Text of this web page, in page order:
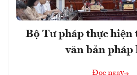
Bộ Tư pháp thực hiện
văn bản pháp
Đọc ngay